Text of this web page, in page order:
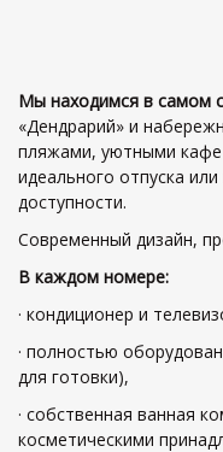
Мы находимся в самом
«Дендрарий» и
пляжами, уютными кафе
идеального отпуска
доступности.
Современный дизайн,
В каждом номере:
· кондиционер и
· полностью
для готовки),
· собственная ванная
косметическими